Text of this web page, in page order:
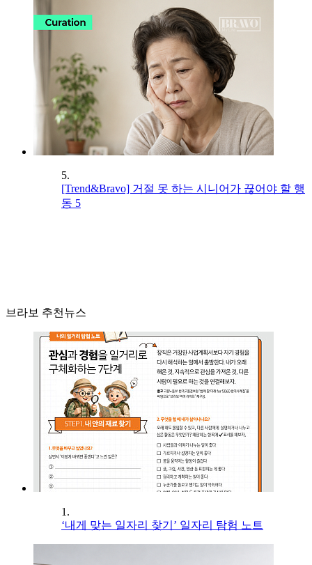
5.
[Trend&Bravo] 거절 못 하는 시니어가 끊어야 할 행
동 5
브라보 추천뉴스
1.
‘내게 맞는 일자리 찾기’ 일자리 탐험 노트